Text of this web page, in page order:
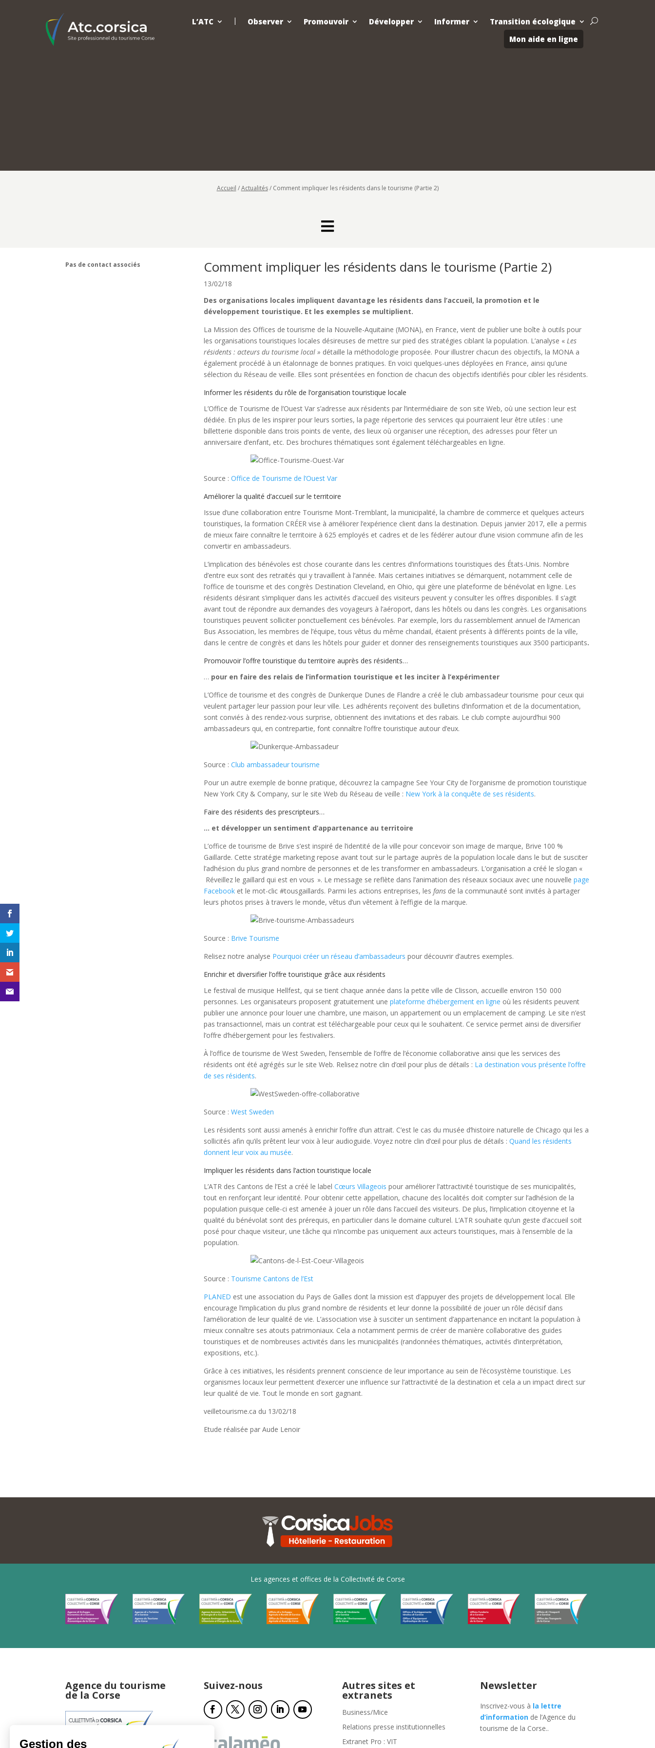
L’ATC Observer Promouvoir Développer Informer
Transition écologique
Mon aide en ligne
U
Accueil /Actualités/ Comment impliquer les résidents dans le tourisme (Partie 2)

Pas de contact associés Comment impliquer les résidents dans le tourisme (Partie 2)
13/02/18
Des organisations locales impliquent davantage les résidents dans l’accueil, la promotion et le
développement touristique. Et les exemples se multiplient.
La Mission des Offices de tourisme de la Nouvelle-Aquitaine (MONA), en France, vient de publier une boîte à outils pour
les organisations touristiques locales désireuses de mettre sur pied des stratégies ciblant la population. L’analyse « Les
résidents : acteurs du tourisme local » détaille la méthodologie proposée. Pour illustrer chacun des objectifs, la MONA a
également procédé à un étalonnage de bonnes pratiques. En voici quelques-unes déployées en France, ainsi qu’une
sélection du Réseau de veille. Elles sont présentées en fonction de chacun des objectifs identifiés pour cibler les résidents.
Informer les résidents du rôle de l’organisation touristique locale
L’Office de Tourisme de l’Ouest Var s’adresse aux résidents par l’intermédiaire de son site Web, où une section leur est
dédiée. En plus de les inspirer pour leurs sorties, la page répertorie des services qui pourraient leur être utiles : une
billetterie disponible dans trois points de vente, des lieux où organiser une réception, des adresses pour fêter un
anniversaire d’enfant, etc. Des brochures thématiques sont également téléchargeables en ligne.
Source : Office de Tourisme de l’Ouest Var
Améliorer la qualité d’accueil sur le territoire
Issue d’une collaboration entre Tourisme Mont-Tremblant, la municipalité, la chambre de commerce et quelques acteurs
touristiques, la formation CRÉER vise à améliorer l’expérience client dans la destination. Depuis janvier 2017, elle a permis
de mieux faire connaître le territoire à 625 employés et cadres et de les fédérer autour d’une vision commune afin de les
convertir en ambassadeurs.
L’implication des bénévoles est chose courante dans les centres d’informations touristiques des États-Unis. Nombre
d’entre eux sont des retraités qui y travaillent à l’année. Mais certaines initiatives se démarquent, notamment celle de
l’office de tourisme et des congrès Destination Cleveland, en Ohio, qui gère une plateforme de bénévolat en ligne. Les
résidents désirant s’impliquer dans les activités d’accueil des visiteurs peuvent y consulter les offres disponibles. Il s’agit
avant tout de répondre aux demandes des voyageurs à l’aéroport, dans les hôtels ou dans les congrès. Les organisations
touristiques peuvent solliciter ponctuellement ces bénévoles. Par exemple, lors du rassemblement annuel de l’American
Bus Association, les membres de l’équipe, tous vêtus du même chandail, étaient présents à différents points de la ville,
dans le centre de congrès et dans les hôtels pour guider et donner des renseignements touristiques aux 3500 participants.
Promouvoir l’offre touristique du territoire auprès des résidents…
… pour en faire des relais de l’information touristique et les inciter à l’expérimenter
L’Office de tourisme et des congrès de Dunkerque Dunes de Flandre a créé le club ambassadeur tourisme pour ceux qui
veulent partager leur passion pour leur ville. Les adhérents reçoivent des bulletins d’information et de la documentation,
sont conviés à des rendez-vous surprise, obtiennent des invitations et des rabais. Le club compte aujourd’hui 900
ambassadeurs qui, en contrepartie, font connaître l’offre touristique autour d’eux.
Source : Club ambassadeur tourisme
Pour un autre exemple de bonne pratique, découvrez la campagne See Your City de l’organisme de promotion touristique
New York City & Company, sur le site Web du Réseau de veille : New York à la conquête de ses résidents.
Faire des résidents des prescripteurs…
… et développer un sentiment d’appartenance au territoire
L’office de tourisme de Brive s’est inspiré de l’identité de la ville pour concevoir son image de marque, Brive 100 %
Gaillarde. Cette stratégie marketing repose avant tout sur le partage auprès de la population locale dans le but de susciter
l’adhésion du plus grand nombre de personnes et de les transformer en ambassadeurs. L’organisation a créé le slogan «
Réveillez le gaillard qui est en vous ». Le message se reflète dans l’animation des réseaux sociaux avec une nouvelle page
Facebooket le mot-clic #tousgaillards. Parmi les actions entreprises, les fansde la communauté sont invités à partager
leurs photos prises à travers le monde, vêtus d’un vêtement à l’effigie de la marque.
Source : Brive Tourisme
Relisez notre analyse Pourquoi créer un réseau d’ambassadeurs pour découvrir d’autres exemples.
Enrichir et diversifier l’offre touristique grâce aux résidents
Le festival de musique Hellfest, qui se tient chaque année dans la petite ville de Clisson, accueille environ 150 000
personnes. Les organisateurs proposent gratuitement une plateforme d’hébergement en ligne où les résidents peuvent
publier une annonce pour louer une chambre, une maison, un appartement ou un emplacement de camping. Le site n’est
pas transactionnel, mais un contrat est téléchargeable pour ceux qui le souhaitent. Ce service permet ainsi de diversifier
l’offre d’hébergement pour les festivaliers.
À l’office de tourisme de West Sweden, l’ensemble de l’offre de l’économie collaborative ainsi que les services des
résidents ont été agrégés sur le site Web. Relisez notre clin d’œil pour plus de détails : La destination vous présente l’offre
de ses résidents.
Source : West Sweden
Les résidents sont aussi amenés à enrichir l’offre d’un attrait. C’est le cas du musée d’histoire naturelle de Chicago qui les a
sollicités afin qu’ils prêtent leur voix à leur audioguide. Voyez notre clin d’œil pour plus de détails : Quand les résidents
donnent leur voix au musée.
Impliquer les résidents dans l’action touristique locale
L’ATR des Cantons de l’Est a créé le label Cœurs Villageois pour améliorer l’attractivité touristique de ses municipalités,
tout en renforçant leur identité. Pour obtenir cette appellation, chacune des localités doit compter sur l’adhésion de la
population puisque celle-ci est amenée à jouer un rôle dans l’accueil des visiteurs. De plus, l’implication citoyenne et la
qualité du bénévolat sont des prérequis, en particulier dans le domaine culturel. L’ATR souhaite qu’un geste d’accueil soit
posé pour chaque visiteur, une tâche qui n’incombe pas uniquement aux acteurs touristiques, mais à l’ensemble de la
population.
Source : Tourisme Cantons de l’Est
PLANED est une association du Pays de Galles dont la mission est d’appuyer des projets de développement local. Elle
encourage l’implication du plus grand nombre de résidents et leur donne la possibilité de jouer un rôle décisif dans
l’amélioration de leur qualité de vie. L’association vise à susciter un sentiment d’appartenance en incitant la population à
mieux connaître ses atouts patrimoniaux. Cela a notamment permis de créer de manière collaborative des guides
touristiques et de nombreuses activités dans les municipalités (randonnées thématiques, activités d’interprétation,
expositions, etc.).
Grâce à ces initiatives, les résidents prennent conscience de leur importance au sein de l’écosystème touristique. Les
organismes locaux leur permettent d’exercer une influence sur l’attractivité de la destination et cela a un impact direct sur
leur qualité de vie. Tout le monde en sort gagnant.
veilletourisme.ca du 13/02/18
Etude réalisée par Aude Lenoir
Les agences et offices de la Collectivité de Corse
Agence du tourisme
de la Corse
Suivez-nous Autres sites et
extranets
Business/Mice
Relations presse institutionnelles
Extranet Pro : VIT
Newsletter
Inscrivez-vous à la lettre
d’information de l’Agence du
tourisme de la Corse..